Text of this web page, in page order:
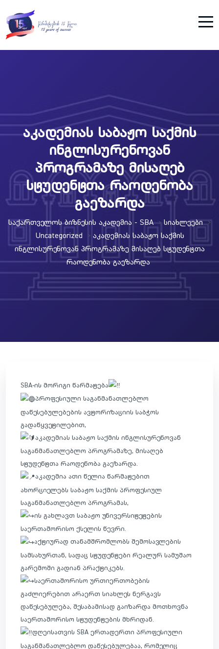
აკადემიას საბაჟო საქმის
ინგლისურენოვან
პროგრამაზე მისაღებ
სტუდენტთა რაოდენობა
გაეზარდა
Საქართველოს Ბიზნესის Აკადემია - SBA > Სიახლეები >
Uncategorized > Აკადემიას Საბაჟო Საქმის
Ინგლისურენოვან Პროგრამაზე Მისაღებ Სტუდენტთა
Რაოდენობა Გაეზარდა
SBA-ის მორიგი წარმატება
პროფესიული საგანმანათლებლო
დაწესებულებების ავტორიზაციის საბჭოს
გადაწყვეტილებით,
აკადემიას საბაჟო საქმის ინგლისურენოვან
საგანმანათლებლო პროგრამაზე, მისაღებ
სტუდენტთა რაოდენობა გაეზარდა.
აკადემია ათი წელია წარმატებით
ახორციელებს საბაჟო საქმის პროფესიულ
საგანმანათლებლო პროგრამას,
ის გახლავთ საბაჟო უნივერსიტეტების
საერთაშორისო ქსელის წევრი.
აქტიურად თანამშრომლობს შემოსავლების
სამსახურთან, სადაც სტუდენტები რეალურ სამუშაო
გარემოში გადიან პრაქტიკებს.
საერთაშორისო ურთიერთობების
გაძლიერებით არაერთ სიახლეს ნერგავს
დაწესებულება, შესაბამისად გაიზარდა მოთხოვნა
საერთაშორისო სტუდენტების მხრიდან.
დღეისათვის SBA ერთადერთი პროფესიული
საგანმანათლებლო დაწესებულებაა, რომელიც